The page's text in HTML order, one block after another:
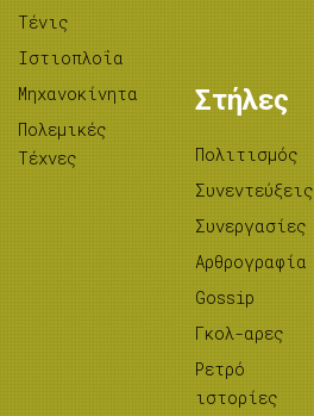
Τένις
Ιστιοπλοΐα
Μηχανοκίνητα
Πολεμικές
Τέχνες
Στήλες
Πολιτισμός
Συνεντεύξεις
Συνεργασίες
Αρθρογραφία
Gossip
Γκολ-αρες
Ρετρό
ιστορίες